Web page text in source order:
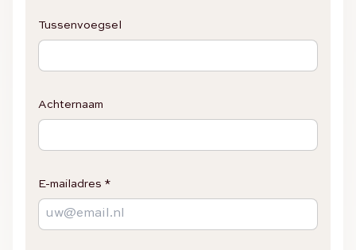
Tussenvoegsel
Achternaam
E-mailadres *